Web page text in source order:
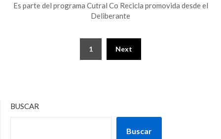
Es parte del programa Cutral Co Recicla promovida desde el
Deliberante
1 Next
BUSCAR
Buscar